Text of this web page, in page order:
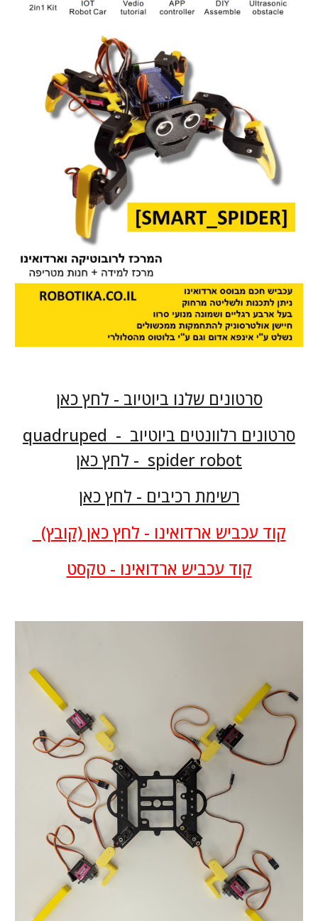
סרטונים שלנו ביוטיוב - לחץ כאן
סרטונים רלוונטים ביוטיוב - quadruped
spider robot - לחץ כאן
רשימת רכיבים - לחץ כאן
קוד עכביש ארדואינו - לחץ כאן (קובץ)
קוד עכביש ארדואינו -טקסט